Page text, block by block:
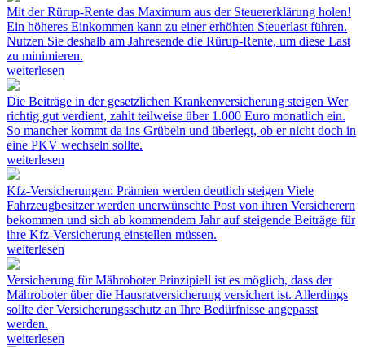
Mit der Rürup-Rente das Maximum aus der Steuererklärung holen!
Ein höheres Einkommen kann zu einer erhöhten Steuerlast führen.
Nutzen Sie deshalb am Jahresende die Rürup-Rente, um diese Last
zu minimieren.
weiterlesen
Die Beiträge in der gesetzlichen Krankenversicherung steigen Wer
richtig gut verdient, zahlt teilweise über 1.000 Euro monatlich ein.
So mancher kommt da ins Grübeln und überlegt, ob er nicht doch in
eine PKV wechseln sollte.
weiterlesen
Kfz-Versicherungen: Prämien werden deutlich steigen Viele
Fahrzeugbesitzer werden unerwünschte Post von ihren Versicherern
bekommen und sich ab kommendem Jahr auf steigende Beiträge für
ihre Kfz-Versicherung einstellen müssen.
weiterlesen
Versicherung für MähroboterPrinzipiell ist es möglich, dass der
Mähroboter über die Hausratversicherung versichert ist. Allerdings
sollte der Versicherungsschutz an Ihre Bedürfnisse angepasst
werden.
weiterlesen